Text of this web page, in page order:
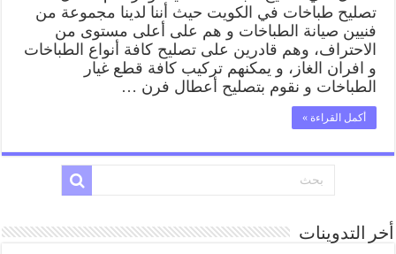
تصليح طباخات في الكويت حيث أننا لدينا مجموعة من
فنيين صيانة الطباخات و هم على أعلى مستوى من
الاحتراف، وهم قادرين على تصليح كافة أنواع الطباخات
و افران الغاز، و يمكنهم تركيب كافة قطع غيار
الطباخات و نقوم بتصليح أعطال فرن …
أكمل القراءة »
أخر التدوينات